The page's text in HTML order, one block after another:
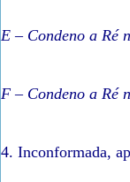
E – Condeno a Ré
F – Condeno a Ré
4. Inconformada,